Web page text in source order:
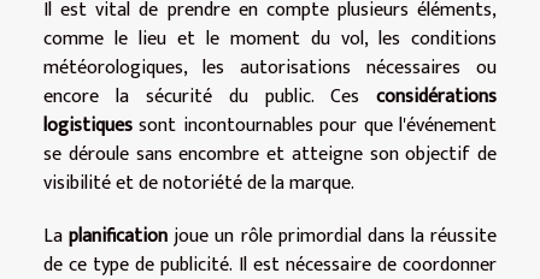
Il est vital de prendre en compte plusieurs éléments,
comme le lieu et le moment du vol, les conditions
météorologiques, les autorisations nécessaires ou
encore la sécurité du public. Ces considérations
logistiquessont incontournables pour que l'événement
se déroule sans encombre et atteigne son objectif de
visibilité et de notoriété de la marque.
Laplanificationjoue un rôle primordial dans la réussite
de ce type de publicité. Il est nécessaire de coordonner